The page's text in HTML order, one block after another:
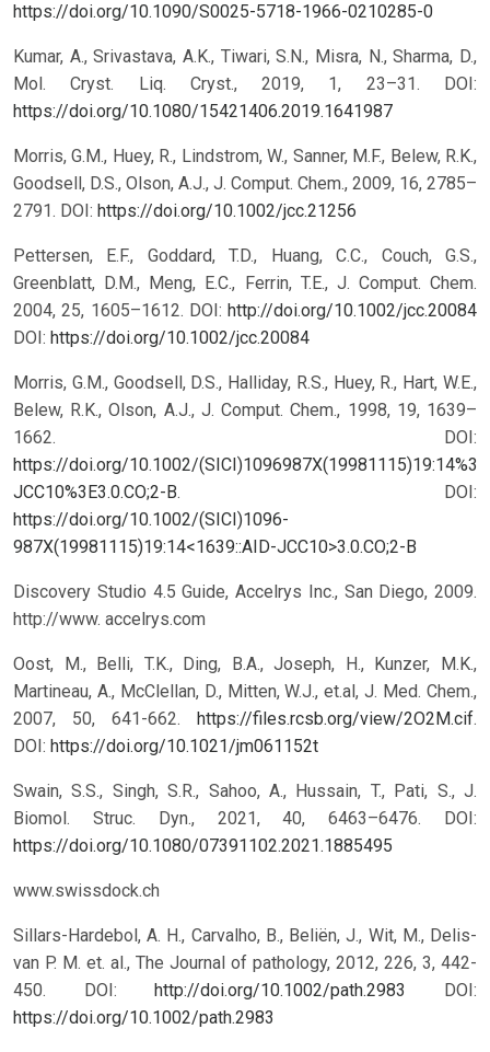
https://doi.org/10.1090/S0025-5718-1966-0210285-0
Kumar, A., Srivastava, A.K., Tiwari, S.N., Misra, N., Sharma, D.,
Mol. Cryst. Liq. Cryst., 2019, 1, 23–31.
DOI:
https://doi.org/10.1080/15421406.2019.1641987
Morris, G.M., Huey, R., Lindstrom, W., Sanner, M.F., Belew, R.K.,
Goodsell, D.S., Olson, A.J., J. Comput. Chem., 2009, 16, 2785–
2791. DOI: https://doi.org/10.1002/jcc.21256
Pettersen, E.F., Goddard, T.D., Huang, C.C., Couch, G.S.,
Greenblatt, D.M., Meng, E.C., Ferrin, T.E., J. Comput. Chem.
2004, 25, 1605–1612. DOI: http://doi.org/10.1002/jcc.20084
DOI: https://doi.org/10.1002/jcc.20084
Morris, G.M., Goodsell, D.S., Halliday, R.S., Huey, R., Hart, W.E.,
Belew, R.K., Olson, A.J., J. Comput. Chem., 1998, 19, 1639–
1662. DOI:
https://doi.org/10.1002/
JCC10%3E3.0.CO;2-B.
DOI:
https://doi.org/10.1002/(SICI)1096-
987X(19981115)19:14<1639::AID-JCC10>3.0.CO;2-B
Discovery Studio 4.5 Guide, Accelrys Inc., San Diego, 2009.
http://www. accelrys.com
Oost, M., Belli, T.K., Ding, B.A., Joseph, H., Kunzer, M.K.,
Martineau, A., McClellan, D., Mitten, W.J., et.al, J. Med. Chem.,
2007, 50, 641-662.
https://files.rcsb.org/view/2O2M.cif.
DOI: https://doi.org/10.1021/jm061152t
Swain, S.S., Singh, S.R., Sahoo, A., Hussain, T., Pati, S., J.
Biomol. Struc. Dyn., 2021, 40, 6463–6476.
DOI:
https://doi.org/10.1080/07391102.2021.1885495
www.swissdock.ch
Sillars-Hardebol, A. H., Carvalho, B., Beliën, J., Wit, M., Delis-
van P. M. et. al., The Journal of pathology, 2012, 226, 3, 442-
450. DOI: http://doi.org/10.1002/path.2983
DOI:
https://doi.org/10.1002/path.2983